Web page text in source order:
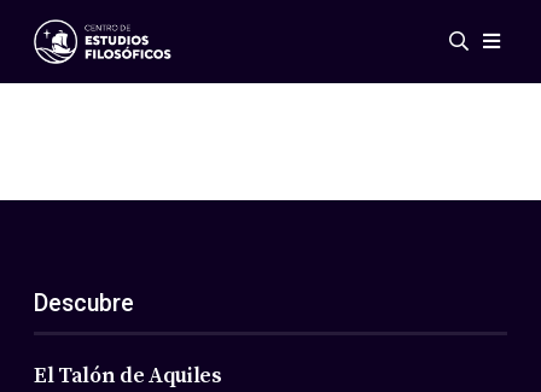
Eventos
ES
EN
Acerca de nosotros
Miembros
Descubre
El Talón de Aquiles